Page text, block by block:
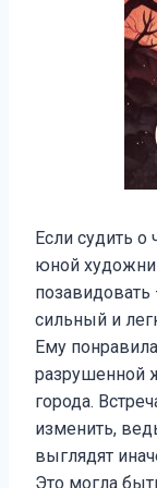
Если судить о
юной
сильный и
Ему
разрушенной
города.
изменить,
выглядят
Это могла